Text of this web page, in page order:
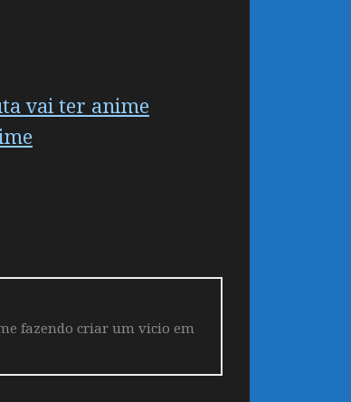
vai ter anime
fazendo criar um vicio em